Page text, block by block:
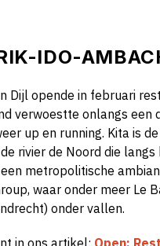
IDO-
Dijl opende in februari
verwoestte onlangs een
up en running. Kita is
de rivier de Noord die
metropolitische
waar onder meer Le
onder vallen.